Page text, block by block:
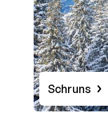
Schruns